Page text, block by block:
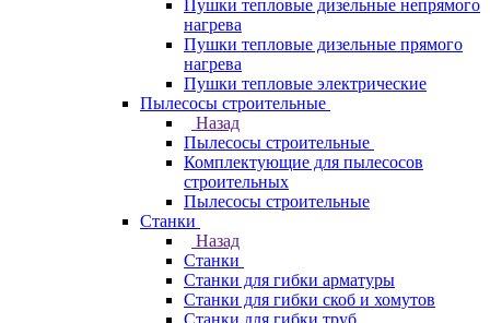
Пушки тепловые дизельные непрямого
нагрева
Пушки тепловые дизельные прямого
нагрева
Пушки тепловые электрические
Пылесосы строительные
Назад
Пылесосы строительные
Комплектующие для пылесосов
строительных
Пылесосы строительные
Станки
Назад
Станки
Станки для гибки арматуры
Станки для гибки скоб и хомутов
Станки для гибки труб